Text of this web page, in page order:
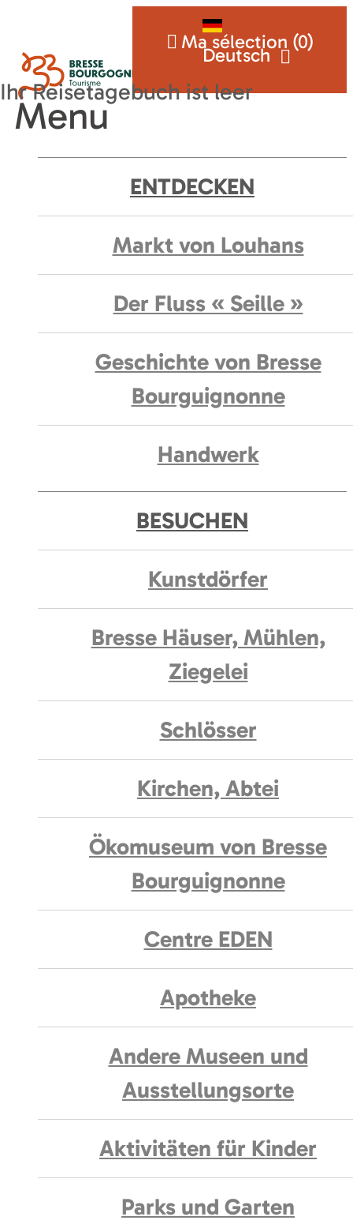
Deutsch
Ma sélection (0)
Menu
ENTDECKEN
Markt von Louhans
Der Fluss « Seille »
Geschichte von Bresse
Bourguignonne
Handwerk
BESUCHEN
Kunstdörfer
Bresse Häuser, Mühlen,
Ziegelei
Schlösser
Kirchen, Abtei
Ökomuseum von Bresse
Bourguignonne
Centre EDEN
Apotheke
Andere Museen und
Ausstellungsorte
Aktivitäten für Kinder
Parks und Garten